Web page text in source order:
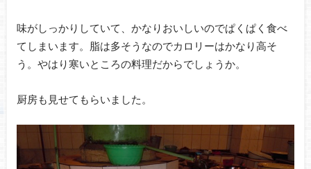
味がしっかりしていて、かなりおいしいのでぱくぱく食べ
てしまいます。脂は多そうなのでカロリーはかなり高そ
う。やはり寒いところの料理だからでしょうか。
厨房も見せてもらいました。